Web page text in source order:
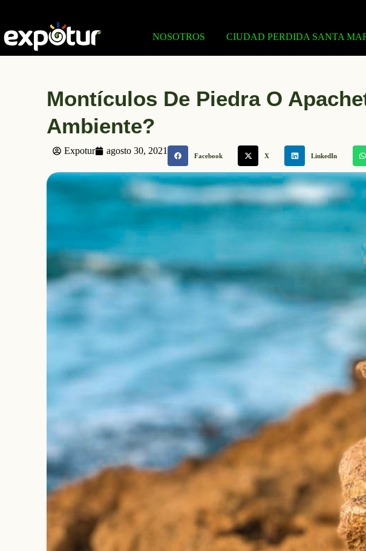
NOSOTROS CIUDAD PERDIDA SANTA
Montículos De Piedra O
Ambiente?
Expotur agosto 30, 2021 Facebook X LinkedIn